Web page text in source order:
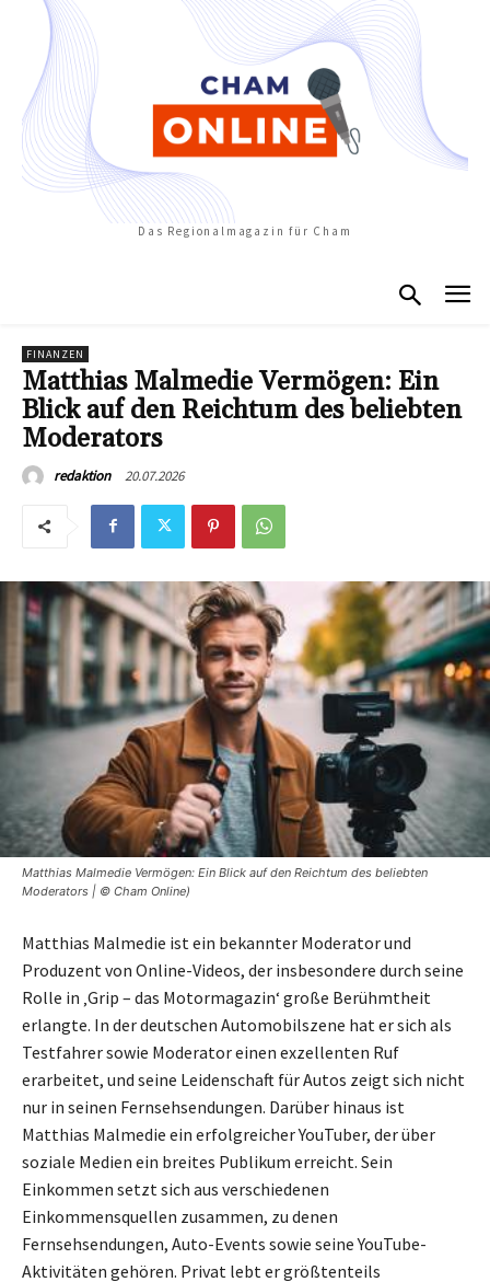
Das Regionalmagazin für Cham
FINANZEN
Matthias Malmedie Vermögen: Ein
Blick auf den Reichtum des beliebten
Moderators
redaktion 20.07.2026
Matthias Malmedie Vermögen: Ein Blick auf den Reichtum des beliebten
Moderators | © Cham Online)
Matthias Malmedie ist ein bekannter Moderator und
Produzent von Online-Videos, der insbesondere durch seine
Rolle in ‚Grip – das Motormagazin‘ große Berühmtheit
erlangte. In der deutschen Automobilszene hat er sich als
Testfahrer sowie Moderator einen exzellenten Ruf
erarbeitet, und seine Leidenschaft für Autos zeigt sich nicht
nur in seinen Fernsehsendungen. Darüber hinaus ist
Matthias Malmedie ein erfolgreicher YouTuber, der über
soziale Medien ein breites Publikum erreicht. Sein
Einkommen setzt sich aus verschiedenen
Einkommensquellen zusammen, zu denen
Fernsehsendungen, Auto-Events sowie seine YouTube-
Aktivitäten gehören. Privat lebt er größtenteils